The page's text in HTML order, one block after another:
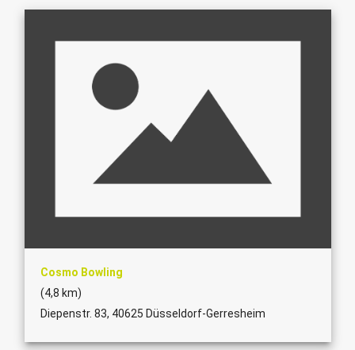
Cosmo Bowling
(4,8 km)
Diepenstr. 83, 40625 Düsseldorf-Gerresheim